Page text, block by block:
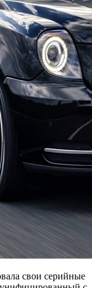
свои серийные